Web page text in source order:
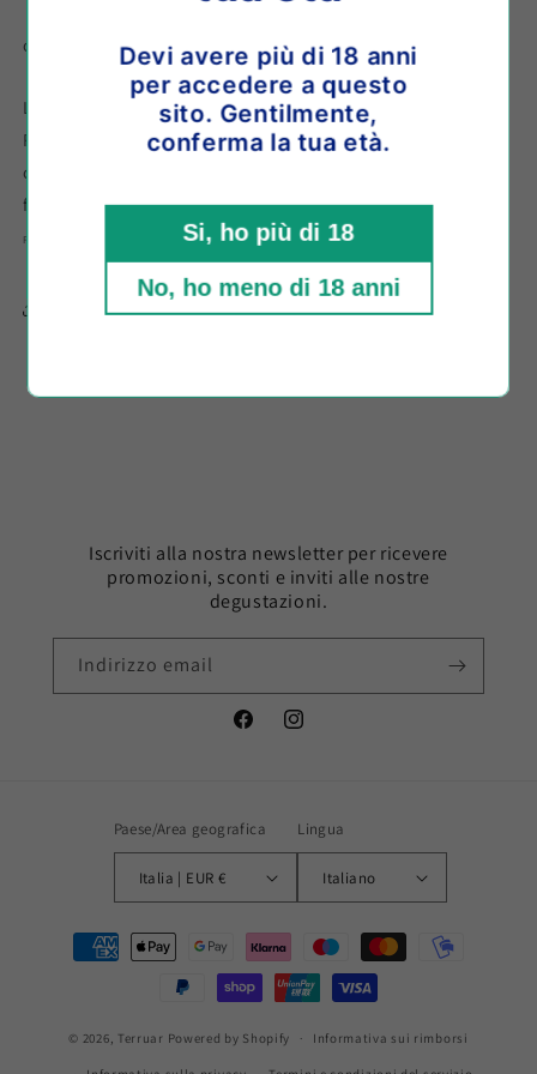
o paga in 3 comode rate da €28,33 con
Ladoix Rouge è un vino dalla forte identità.
Raccolta manuale e fermentazione con lieviti indigeni. Di
colore rosso rubino leggero, al naso rileva aromi di piccoli
frutti. Al palato è rotondo, ricco e molto elegante.
Formato: 0,75 L
Iscriviti alla nostra newsletter per ricevere
promozioni, sconti e inviti alle nostre
degustazioni.
Indirizzo email
FacebookInstagram
Paese/Area geografica
Italia | EUR €
Lingua
Italiano
Metodi
© 2026, Terruar Powered by Shopify Informativa sui rimborsi
Devi avere più di 18 anni
per accedere a questo
sito. Gentilmente,
conferma la tua età.
Si, ho più di 18
No, ho meno di 18 anni